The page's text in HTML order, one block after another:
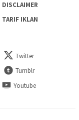
DISCLAIMER
TARIF IKLAN
Twitter
Tumblr
Youtube